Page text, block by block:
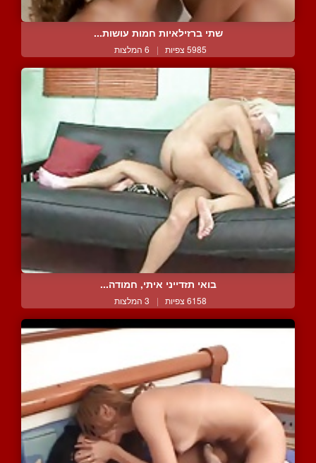
שתי ברזילאיות חמות עושות...
5985 צפיות | 6 המלצות
בואי תזדייני איתי, חמודה...
6158 צפיות | 3 המלצות